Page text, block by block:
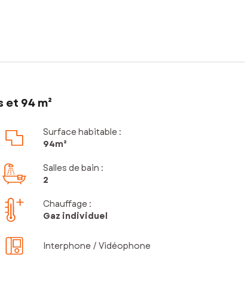
94 m²
Surface habitable :
94m²
Salles de bain :
2
Chauffage :
Gaz individuel
Interphone / Vidéophone